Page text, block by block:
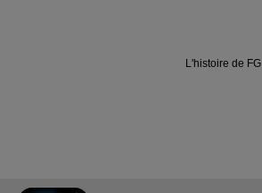
L'histoire de FG